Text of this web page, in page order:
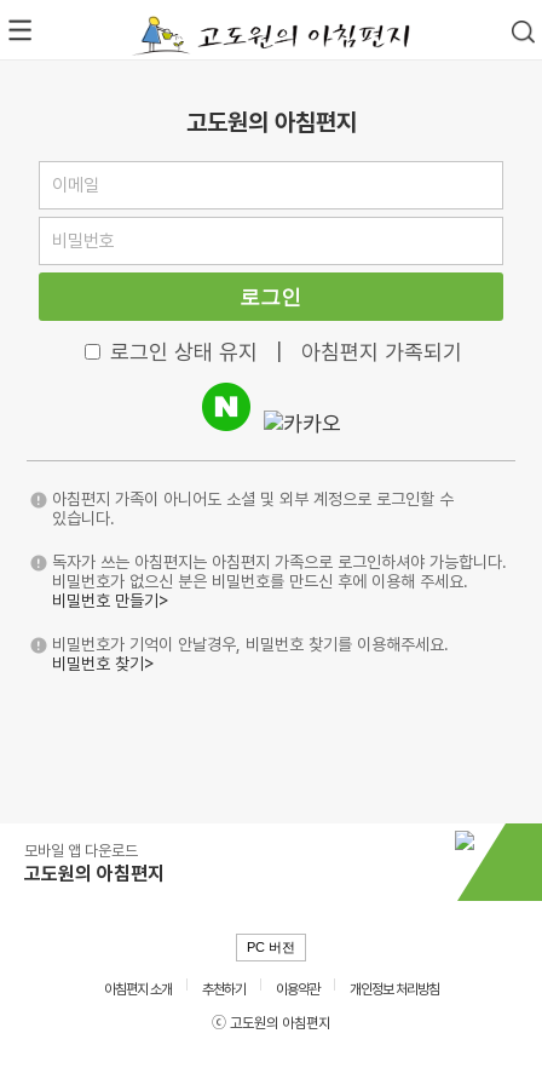
고도원의 아침편지
로그인
로그인 상태 유지 아침편지 가족되기
아침편지 가족이 아니어도 소셜 및 외부 계정으로 로그인할 수
있습니다.
독자가 쓰는 아침편지는 아침편지 가족으로 로그인하셔야 가능합니다.
비밀번호가 없으신 분은 비밀번호를 만드신 후에 이용해 주세요.
비밀번호 만들기>
비밀번호가 기억이 안날경우, 비밀번호 찾기를 이용해주세요.
비밀번호 찾기>
모바일 앱 다운로드
고도원의 아침편지
PC 버전
아침편지 소개 추천하기 이용약관
개인정보 처리방침
ⓒ 고도원의 아침편지